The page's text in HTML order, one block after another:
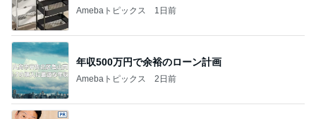
Amebaトピックス 1日前
年収500万円で余裕のローン計画
Amebaトピックス 2日前